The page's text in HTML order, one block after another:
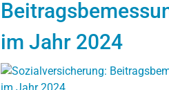
im Jahr 2024